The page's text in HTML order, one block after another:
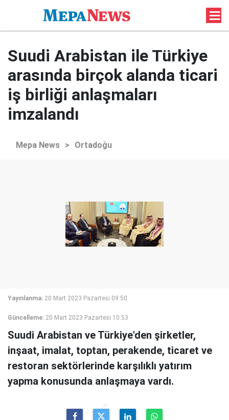
Suudi Arabistan ile Türkiye
arasında birçok alanda ticari
iş birliği anlaşmaları
imzalandı
Mepa News > Ortadoğu
Yayınlanma: 20 Mart 2023 Pazartesi 09:50
Güncelleme: 20 Mart 2023 Pazartesi 10:53
Suudi Arabistan ve Türkiye'den şirketler,
inşaat, imalat, toptan, perakende, ticaret ve
restoran sektörlerinde karşılıklı yatırım
yapma konusunda anlaşmaya vardı.